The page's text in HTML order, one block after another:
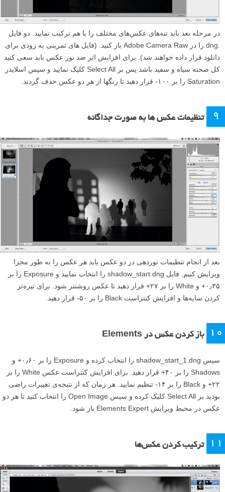
در مرحله بعد باید تنه‌های عکس‌های مختلف را با هم ترکیب نمایید. دو فایل
.dng را در Adobe Camera Raw باز کنید. (فایل های تمرینی به زودی برای
دانلود قرار داده خواهند شد). برای افزایش اثر ضد نور عکس باید سعی کنید
کل صحنه سیاه و سفید باشد پس بر Select All کلیک نمایید و سپس اسلایدر
Saturation را بر ۱۰۰- قرار دهید تا رنگها از هر دو عکس حذف گردند.
۹ تنظیمات عکس ها به صورت جداگانه
بعد از انجام تنظیمات نوردهی در دو عکس باید هر عکس را به طور مجزا
ویرایش کنیم. فایل shadow_start.dng را انتخاب نمایید و Exposure را بر
۰٫۳۵+ و White را بر ۲۷+ قرار دهید تا عکس روشنتر شود. برای تیره‌تر
کردن سایه‌ها و افزایش کنتراست Black را بر ۵۰- قرار دهید.
۱۰ باز کردن عکس در Elements
سپس shadow_start_1.dng را انتخاب کرده و Exposure را بر ۰٫۶۰+ و
Shadows را بر ۴۰+ قرار دهید. برای افزایش کنتراست عکس White را بر